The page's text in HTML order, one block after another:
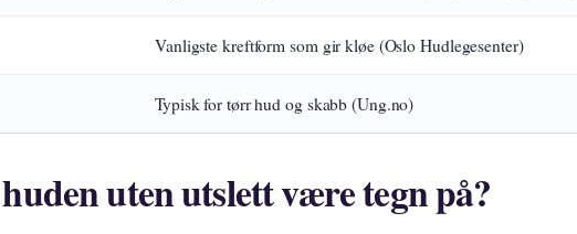
Vanligste kreftform som gir kløe (Oslo Hudlegesenter)
Typisk for tørr hud og skabb (Ung.no)
uten utslett være tegn på?